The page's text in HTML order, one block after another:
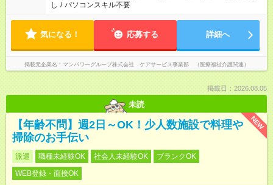
し / パソコンスキル不要
気になる！ 応募する 詳細へ
掲載元企業名 マンパワーグループ株式会社 ケアサービス事業部 （医療福祉介護関連）
掲載日：2026.08.05
未読
NEW
【年齢不問】週2日～OK！少人数施設で料理や
掃除のお手伝い
派遣 職種未経験OK 社会人未経験OK
ブランクOK
WEB登録・面接OK